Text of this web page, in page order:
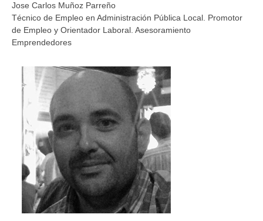
Jose Carlos Muñoz Parreño
Técnico de Empleo en Administración Pública Local. Promotor
de Empleo y Orientador Laboral. Asesoramiento
Emprendedores